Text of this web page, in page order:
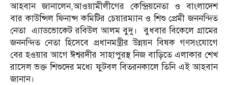
আহবান জানালেন,আওয়ামীলীগের কেন্দ্রিয়নেতা ও বাংলাদেশ
বার কাউন্সিল ফিনান্স কমিটির চেয়ারম্যান ও শিশু প্রেমী জননন্দিত
নেতা এ্যাডভোকেট রবিউল আলম বুদু। বুধবার বিকেলে গ্রামের
জননন্দিত নেতা হিসেবে প্রধানমন্ত্রীর উন্নয়ন বিষক গণসংযোগে
বের হওয়ার আগে ঈশ্বরদীর সাহাপুরস্থ নিজ বাড়িতে এলাকার শেখ
রাসেল ভক্ত শিশুদের মধ্যে ফুটবল বিতরনকালে তিনি এই আহবান
জানান।